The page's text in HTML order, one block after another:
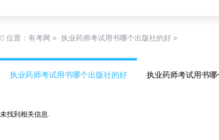
位置： 有考网 > 执业药师考试用书哪个出版社的好 >
执业药师考试用书哪个出版社的好 执业药师考试用书
未找到相关信息.